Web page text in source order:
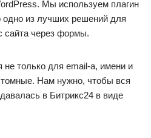
Мы используем плагин
одно из лучших решений для
сайта через формы.
только для email-а, имени и
Нам нужно, чтобы вся
в Битрикс24 в виде